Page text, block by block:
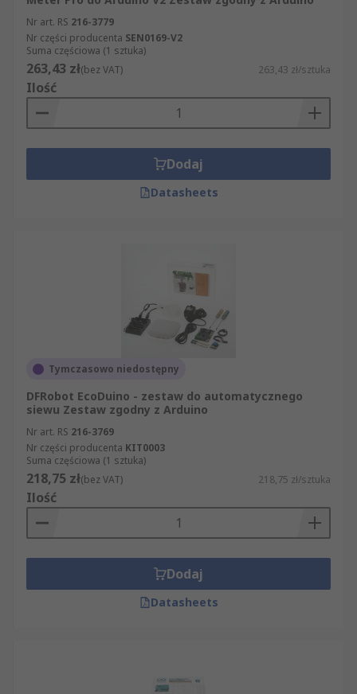
Nr art. RS 216-3779
Nr części producenta SEN0169-V2
Suma częściowa (1 sztuka)
263,43 zł(bez VAT) 263,43 zł/sztuka
Ilość
Dodaj
Datasheets
Tymczasowo niedostępny
DFRobot EcoDuino - zestaw do automatycznego
siewu Zestaw zgodny z Arduino
Nr art. RS 216-3769
Nr części producenta KIT0003
Suma częściowa (1 sztuka)
218,75 zł(bez VAT) 218,75 zł/sztuka
Ilość
Dodaj
Datasheets